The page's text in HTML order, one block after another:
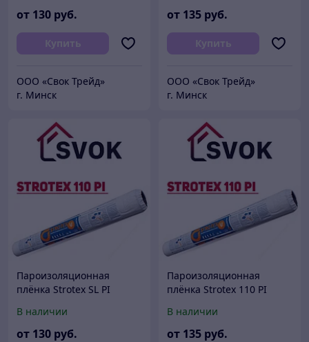
от 130 руб.
Купить
ООО «Свок Трейд»
г. Минск
от 135 руб.
Купить
ООО «Свок Трейд»
г. Минск
Пароизоляционная
плёнка Strotex SL PI
В наличии
от 130 руб.
Пароизоляционная
плёнка Strotex 110 PI
В наличии
от 135 руб.